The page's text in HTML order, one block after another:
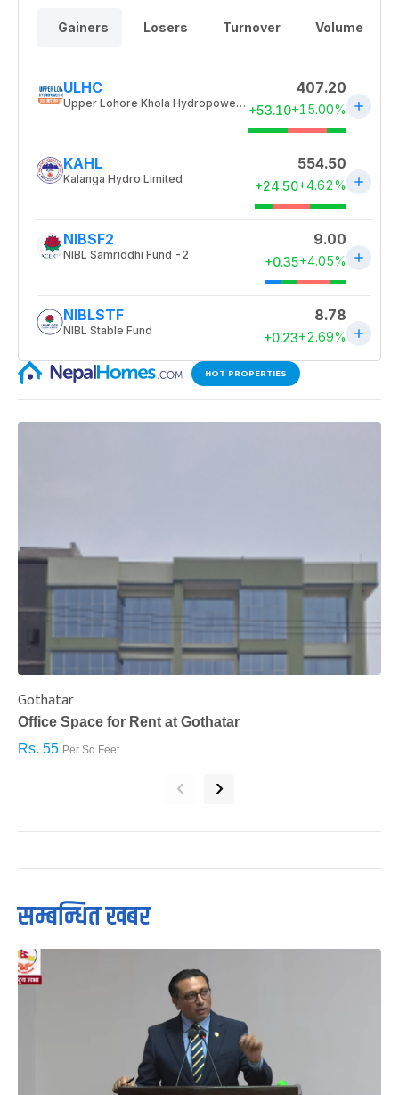
HOT PROPERTIES
Gothatar
Office Space for Rent at Gothatar
Rs. 55 Per Sq.Feet
‹ ›
सम्बन्धित खबर